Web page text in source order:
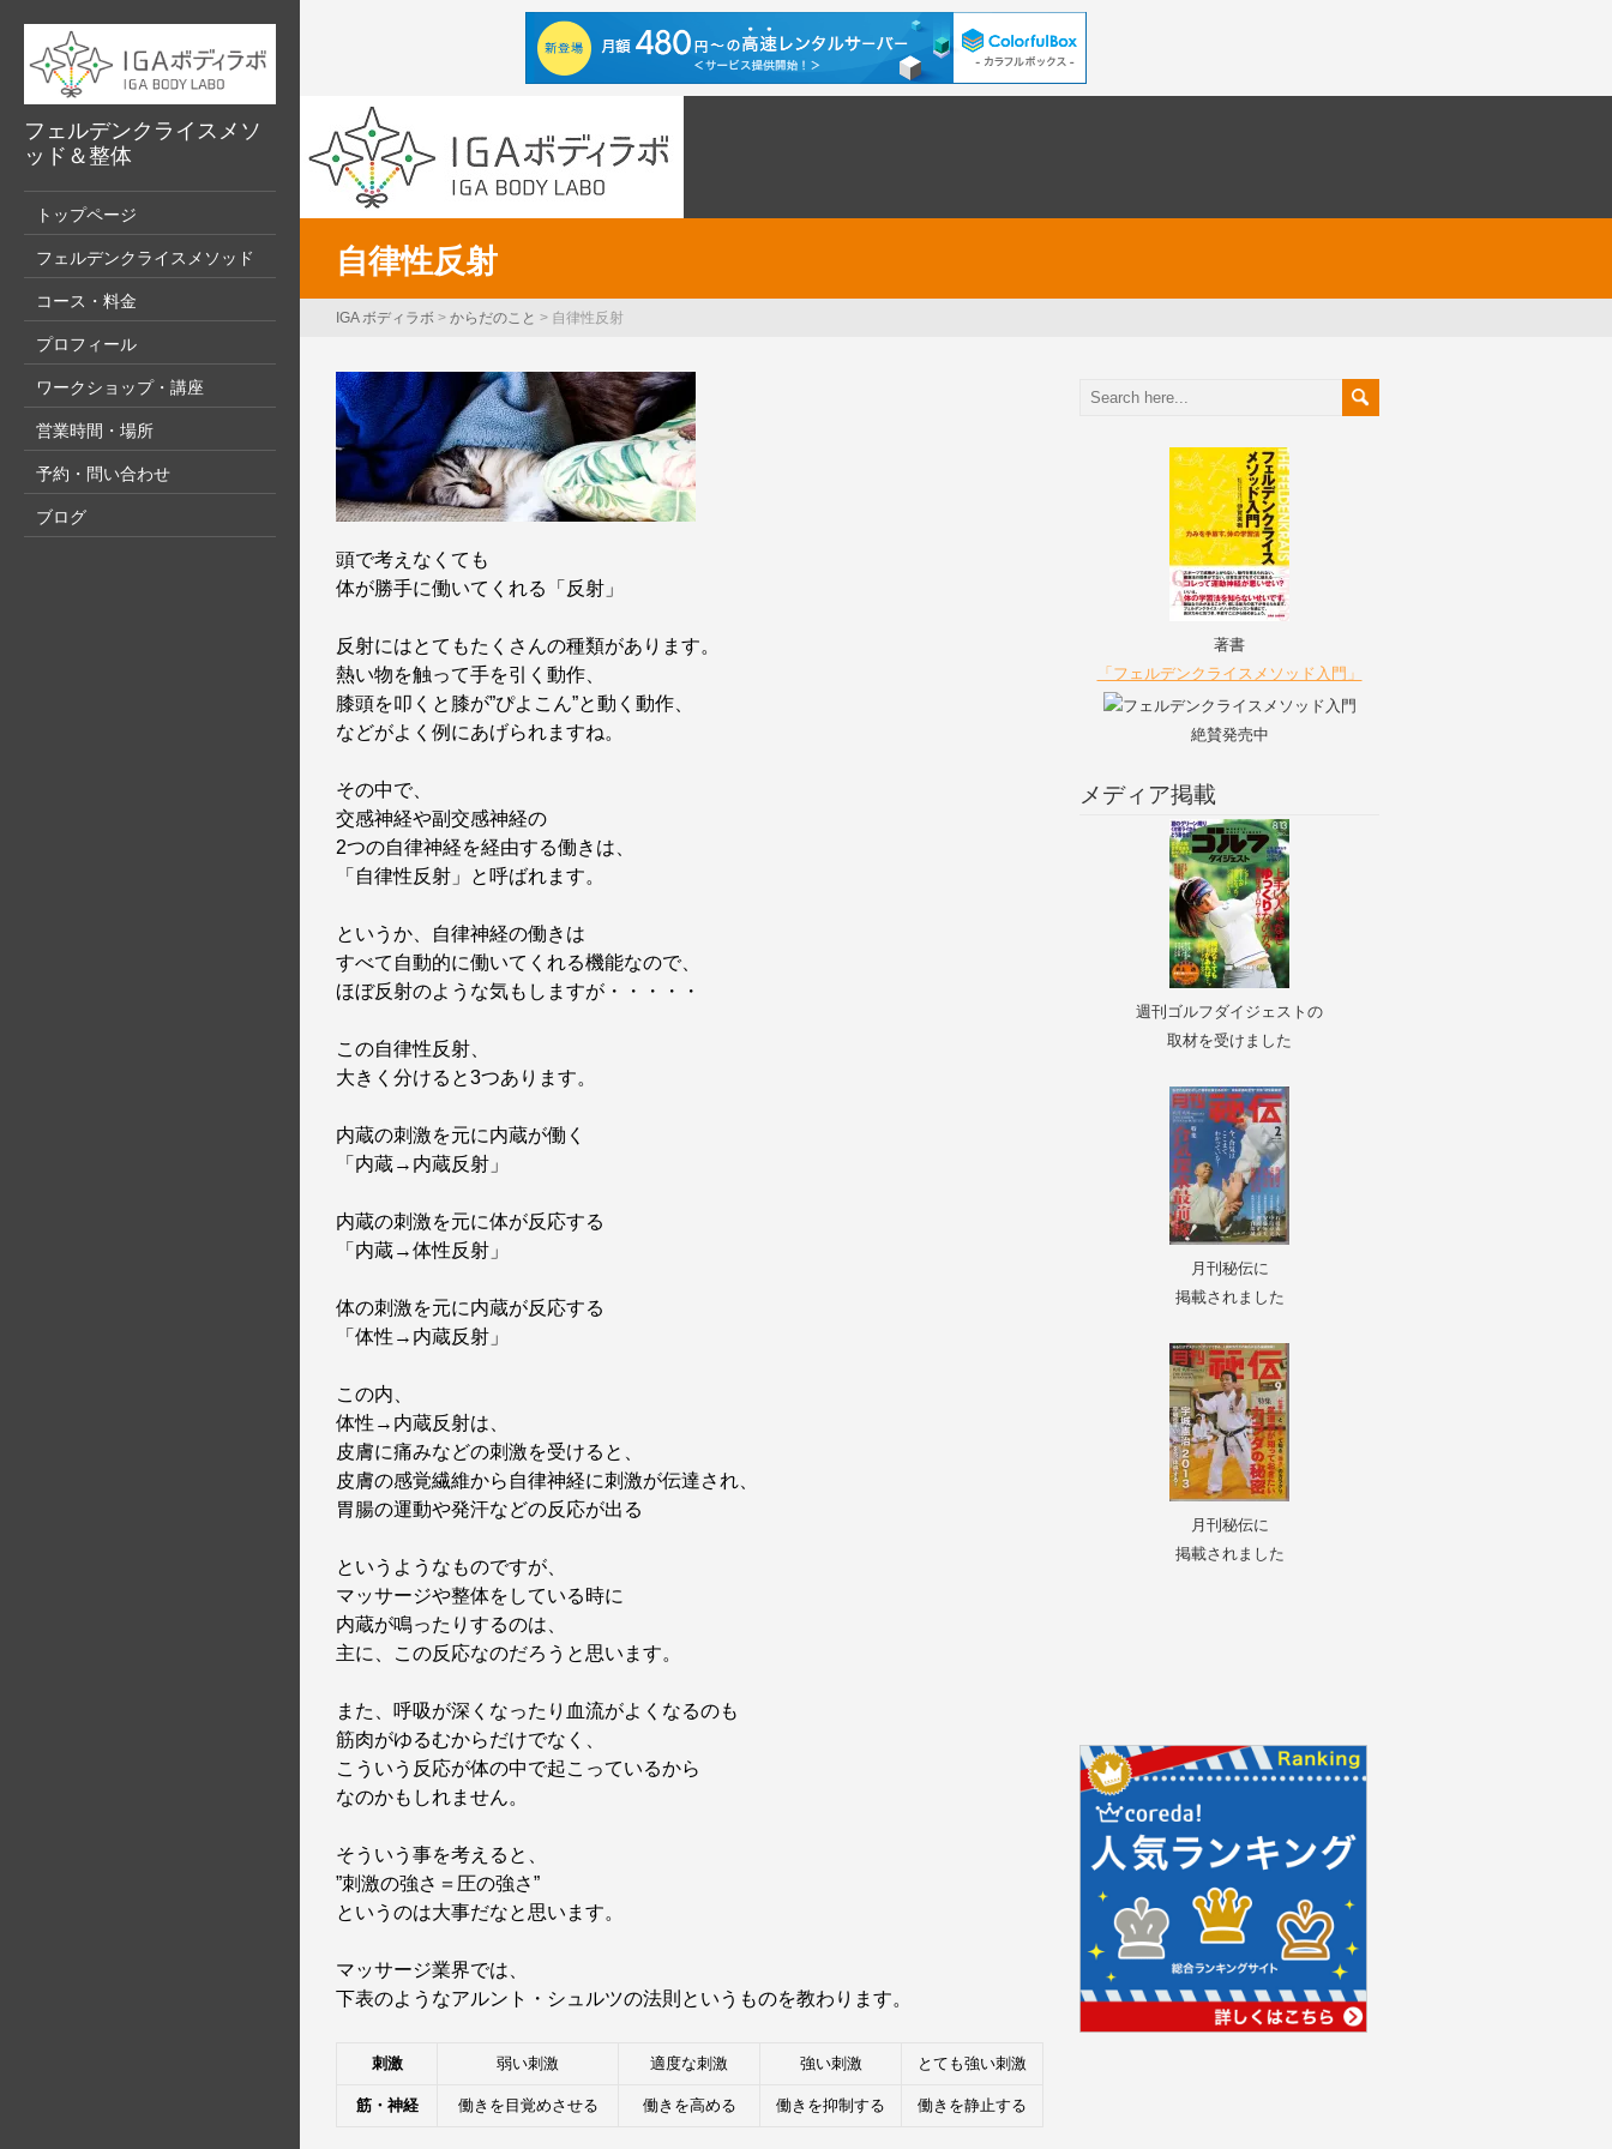
フェルデンクライスメソ
ッド＆整体
トップページ
フェルデンクライスメソッド
コース・料金
プロフィール
ワークショップ・講座
営業時間・場所
予約・問い合わせ
ブログ
自律性反射
IGA ボディラボ > からだのこと > 自律性反射
頭で考えなくても
体が勝手に働いてくれる「反射」
反射にはとてもたくさんの種類があります。
熱い物を触って手を引く動作、
膝頭を叩くと膝が”ぴよこん”と動く動作、
などがよく例にあげられますね。
その中で、
交感神経や副交感神経の
2つの自律神経を経由する働きは、
「自律性反射」と呼ばれます。
というか、自律神経の働きは
すべて自動的に働いてくれる機能なので、
ほぼ反射のような気もしますが・・・・・
この自律性反射、
大きく分けると3つあります。
内蔵の刺激を元に内蔵が働く
「内蔵→内蔵反射」
内蔵の刺激を元に体が反応する
「内蔵→体性反射」
体の刺激を元に内蔵が反応する
「体性→内蔵反射」
この内、
体性→内蔵反射は、
皮膚に痛みなどの刺激を受けると、
皮膚の感覚繊維から自律神経に刺激が伝達され、
胃腸の運動や発汗などの反応が出る
というようなものですが、
マッサージや整体をしている時に
内蔵が鳴ったりするのは、
主に、この反応なのだろうと思います。
また、呼吸が深くなったり血流がよくなるのも
筋肉がゆるむからだけでなく、
こういう反応が体の中で起こっているから
なのかもしれません。
そういう事を考えると、
”刺激の強さ＝圧の強さ”
というのは大事だなと思います。
マッサージ業界では、
下表のようなアルント・シュルツの法則というものを教わります。
刺激 弱い刺激 適度な刺激 強い刺激 とても強い刺激
筋・神経 働きを目覚めさせる 働きを高める 働きを抑制する 働きを静止する
著書
「フェルデンクライスメソッド入門」
絶賛発売中
メディア掲載
週刊ゴルフダイジェストの
取材を受けました
月刊秘伝に
掲載されました
月刊秘伝に
掲載されました